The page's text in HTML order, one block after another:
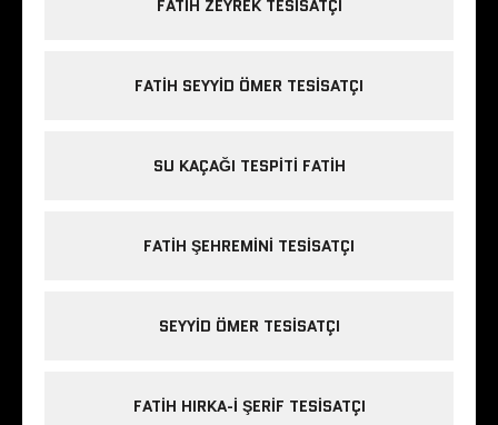
FATIH ZEYREK TESISATÇI
FATIH SEYYID ÖMER TESISATÇI
SU KAÇAĞI TESPITI FATIH
FATIH ŞEHREMINI TESISATÇI
SEYYID ÖMER TESISATÇI
FATIH HIRKA-I ŞERIF TESISATÇI